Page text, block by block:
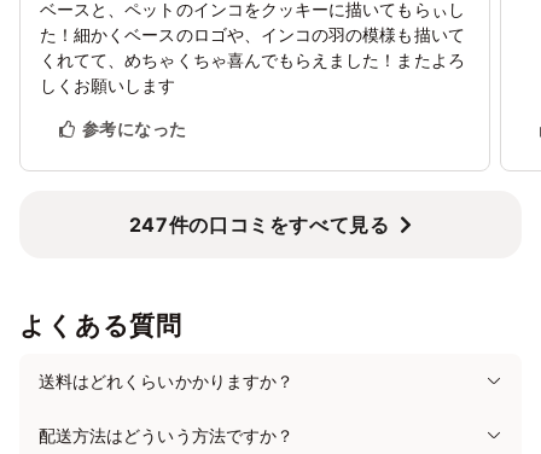
✕ ✕ ✕ ✕ ✕ ✕
3/28
✕
29
✕
30 31 4/1 2
ベースと、ペットのインコをクッキーに描いてもらぃし
た！細かくベースのロゴや、インコの羽の模様も描いて
くれてて、めちゃくちゃ喜んでもらえました！またよろ
しくお願いします
参考になった
247件の口コミをすべて見る
よくある質問
送料はどれくらいかかりますか？
配送方法はどういう方法ですか？